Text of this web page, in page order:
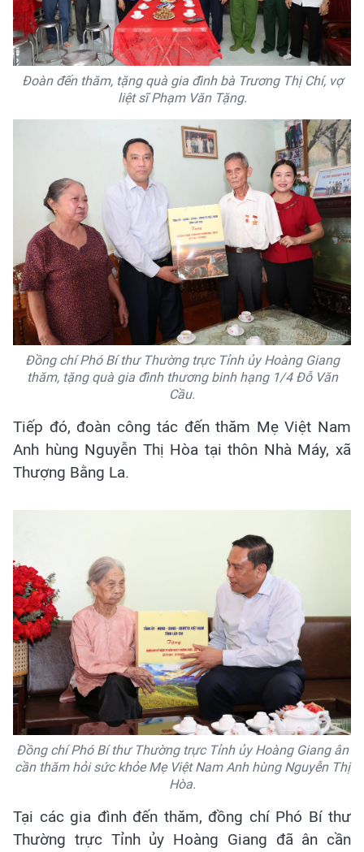
Đoàn đến thăm, tặng quà gia đình bà Trương Thị Chí, vợ
liệt sĩ Phạm Văn Tặng.
Đồng chí Phó Bí thư Thường trực Tỉnh ủy Hoàng Giang
thăm, tặng quà gia đình thương binh hạng 1/4 Đỗ Văn
Cầu.
Tiếp đó, đoàn công tác đến thăm Mẹ Việt Nam
Anh hùng Nguyễn Thị Hòa tại thôn Nhà Máy, xã
Thượng Bằng La.
Đồng chí Phó Bí thư Thường trực Tỉnh ủy Hoàng Giang ân
cần thăm hỏi sức khỏe Mẹ Việt Nam Anh hùng Nguyễn Thị
Hòa.
Tại các gia đình đến thăm, đồng chí Phó Bí thư
Thường trực Tỉnh ủy Hoàng Giang đã ân cần